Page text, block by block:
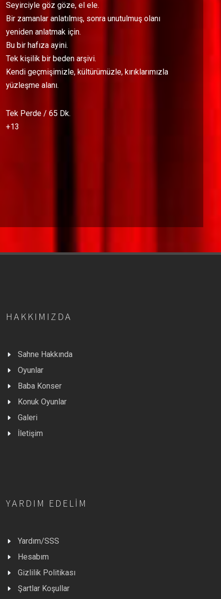
Seyirciyle göz göze, el ele.
Bir zamanlar anlatılmış, sonra unutulmuş olanı
yeniden anlatmak için.
Bu bir hafıza ayini.
Tek kişilik bir beden arşivi.
Kendi geçmişimizle, kültürümüzle, kırıklarımızla
yüzleşme alanı.
Tek Perde / 65 Dk.
+13
HAKKIMIZDA
Sahne Hakkında
Oyunlar
Baba Konser
Konuk Oyunlar
Galeri
İletişim
YARDIM EDELIM
Yardım/SSS
Hesabım
Gizlilik Politikası
Şartlar Koşullar